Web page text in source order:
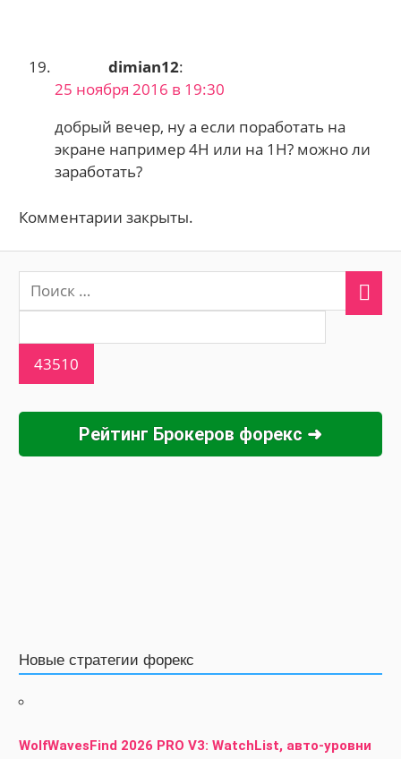
dimian12:
25 ноября 2016 в 19:30
добрый вечер, ну а если поработать на
экране например 4Н или на 1Н? можно ли
заработать?
Комментарии закрыты.
Рейтинг Брокеров форекс ➜
Новые стратегии форекс
WolfWavesFind 2026 PRO V3: WatchList, авто-уровни